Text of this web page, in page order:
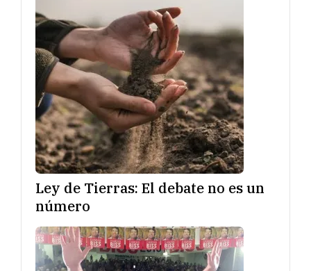
Ley de Tierras: El debate no es un
número